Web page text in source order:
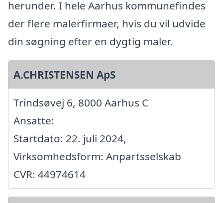
herunder. I hele Aarhus kommunefindes
der flere malerfirmaer, hvis du vil udvide
din søgning efter en dygtig maler.
A.CHRISTENSEN ApS
Trindsøvej 6, 8000 Aarhus C
Ansatte:
Startdato: 22. juli 2024,
Virksomhedsform: Anpartsselskab
CVR: 44974614